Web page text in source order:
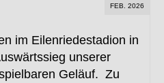
FEB. 2026
im Eilenriedestadion in
unserer
Geläuf. Zu